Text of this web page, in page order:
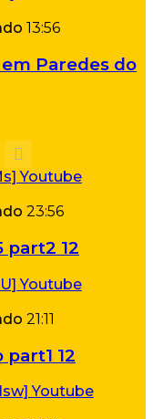
13:56
Paredes do
23:56
part2 12
21:11
part1 12